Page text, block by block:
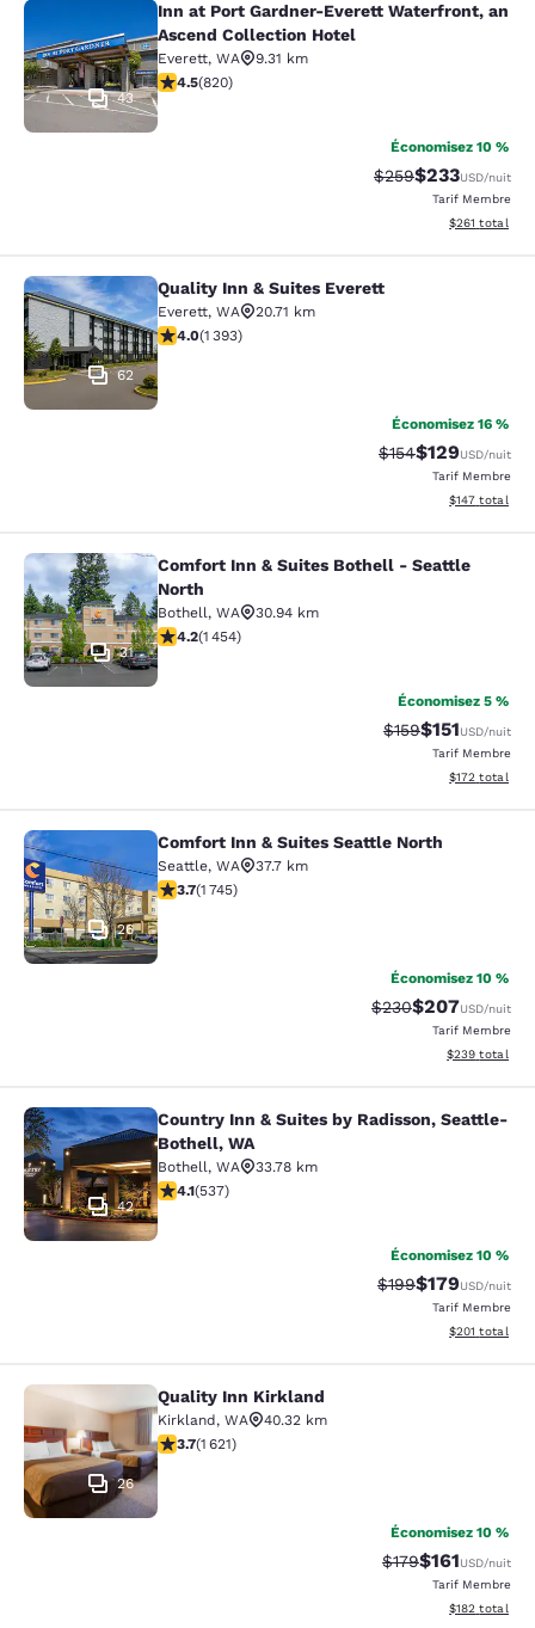
Inn at Port Gardner-Everett
43
Inn at Port Gardner-Everett Waterfront, an
Ascend Collection Hotel
Everett, WA
9.31 km
4.49 étoiles. Excellent. 820 commentaires
4.5(820)
Économisez 10 %
Tarif barré :
$259Tarif réduit :
$233USD/nuit
Tarif Membre
Afficher les
$261 total
Quality Inn & Suites Everett
62
Quality Inn & Suites Everett
Everett, WA
20.71 km
3.98 étoiles. Bien. 1393 commentaires
4.0(1 393)
Économisez 16 %
Tarif barré :
$154Tarif réduit :
$129USD/nuit
Tarif Membre
Afficher les
$147 total
Comfort Inn & Suites Bothell -
31
Comfort Inn & Suites Bothell - Seattle
North
Bothell, WA
30.94 km
4.17 étoiles. Très Bien. 1454 commentaires
4.2(1 454)
Économisez 5 %
Tarif barré :
$159Tarif réduit :
$151USD/nuit
Tarif Membre
Afficher les
$172 total
Comfort Inn & Suites Seattle North
26
Comfort Inn & Suites Seattle North
Seattle, WA
37.7 km
3.74 étoiles. Bien. 1745 commentaires
3.7(1 745)
Économisez 10 %
Tarif barré :
$230Tarif réduit :
$207USD/nuit
Tarif Membre
Afficher les
$239 total
Country Inn & Suites by Radisson,
42
Country Inn & Suites by Radisson, Seattle-
Bothell, WA
Bothell, WA
33.78 km
4.09 étoiles. Très Bien. 537 commentaires
4.1(537)
Économisez 10 %
Tarif barré :
$199Tarif réduit :
$179USD/nuit
Tarif Membre
Afficher les
$201 total
Quality Inn Kirkland
26
Quality Inn Kirkland
Kirkland, WA
40.32 km
3.69 étoiles. Bien. 1621 commentaires
3.7(1 621)
Économisez 10 %
Tarif barré :
$179Tarif réduit :
$161USD/nuit
Tarif Membre
Afficher les
$182 total